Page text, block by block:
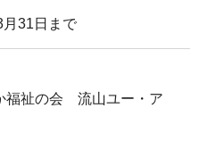
31日まで
福祉の会 流山ユー・ア